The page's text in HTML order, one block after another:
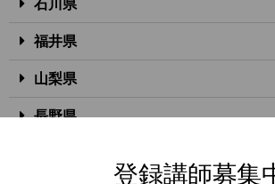
石川県
福井県
山梨県
長野県
登録講師募集